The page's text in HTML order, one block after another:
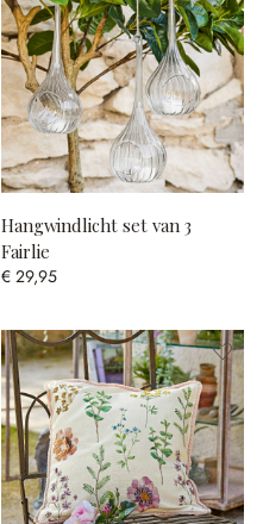
Hangwindlicht set van 3
Fairlie
€ 29,95